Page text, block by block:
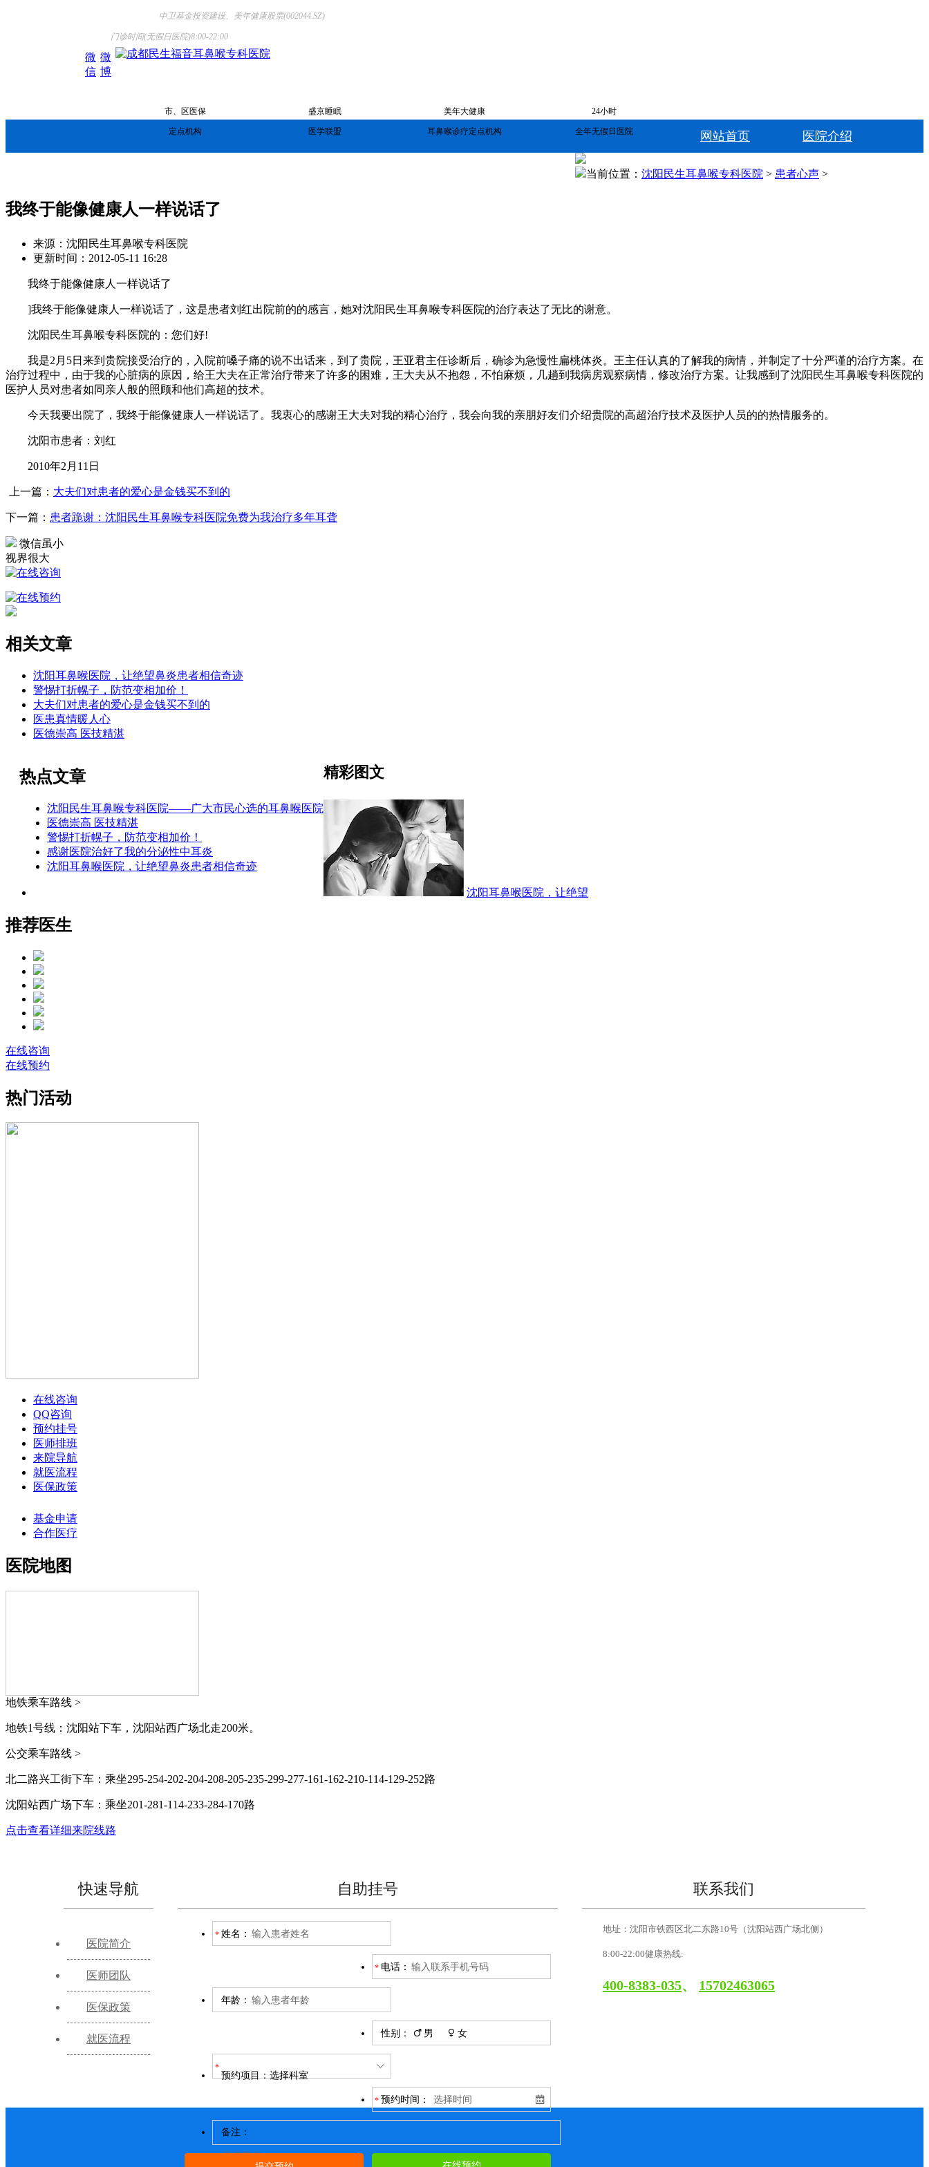
中卫基金投资建设、美年健康股票(002044.SZ)
门诊时间(无假日医院)8:00-22:00
微
信
微
博
市、区医保
定点机构
盛京睡眠
医学联盟
美年大健康
耳鼻喉诊疗定点机构
24小时
全年无假日医院 网站首页 医院介绍
当前位置： 沈阳民生耳鼻喉专科医院 > 患者心声 >
我终于能像健康人一样说话了
来源：沈阳民生耳鼻喉专科医院
更新时间：2012-05-11 16:28
我终于能像健康人一样说话了
]我终于能像健康人一样说话了，这是患者刘红出院前的的感言，她对沈阳民生耳鼻喉专科医院的治疗表达了无比的谢意。
沈阳民生耳鼻喉专科医院的：您们好!
我是2月5日来到贵院接受治疗的，入院前嗓子痛的说不出话来，到了贵院，王亚君主任诊断后，确诊为急慢性扁桃体炎。王主任认真的了解我的病情，并制定了十分严谨的治疗方案。在
治疗过程中，由于我的心脏病的原因，给王大夫在正常治疗带来了许多的困难，王大夫从不抱怨，不怕麻烦，几趟到我病房观察病情，修改治疗方案。让我感到了沈阳民生耳鼻喉专科医院的
医护人员对患者如同亲人般的照顾和他们高超的技术。
今天我要出院了，我终于能像健康人一样说话了。我衷心的感谢王大夫对我的精心治疗，我会向我的亲朋好友们介绍贵院的高超治疗技术及医护人员的的热情服务的。
沈阳市患者：刘红
2010年2月11日
上一篇： 大夫们对患者的爱心是金钱买不到的
下一篇： 患者跪谢：沈阳民生耳鼻喉专科医院免费为我治疗多年耳聋
微信虽小
视界很大
相关文章
沈阳耳鼻喉医院，让绝望鼻炎患者相信奇迹
警惕打折幌子，防范变相加价！
大夫们对患者的爱心是金钱买不到的
医患真情暖人心
医德崇高 医技精湛
热点文章
沈阳民生耳鼻喉专科医院——广大市民心选的耳鼻喉医院
医德崇高 医技精湛
警惕打折幌子，防范变相加价！
感谢医院治好了我的分泌性中耳炎
沈阳耳鼻喉医院，让绝望鼻炎患者相信奇迹
精彩图文
沈阳耳鼻喉医院，让绝望
推荐医生
在线咨询
在线预约
热门活动
在线咨询
QQ咨询
预约挂号
医师排班
来院导航
就医流程
医保政策
基金申请
合作医疗
医院地图
地铁乘车路线 >
地铁1号线：沈阳站下车，沈阳站西广场北走200米。
公交乘车路线 >
北二路兴工街下车：乘坐295-254-202-204-208-205-235-299-277-161-162-210-114-129-252路
沈阳站西广场下车：乘坐201-281-114-233-284-170路
点击查看详细来院线路
快速导航
医院简介
医师团队
医保政策
就医流程
自助挂号
姓名：
电话：
年龄：
性别： 男 女
预约项目： 选择科室
预约时间：
备注：
联系我们
地址：沈阳市铁西区北二东路10号（沈阳站西广场北侧）
8:00-22:00健康热线:
400-8383-035、 15702463065